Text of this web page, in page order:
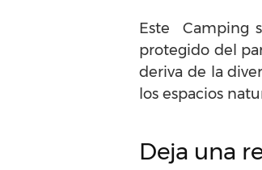
Este Camping
protegido del
deriva de la
los espacios
Deja una